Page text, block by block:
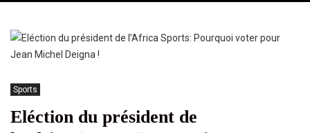
Sports
Eléction du président de